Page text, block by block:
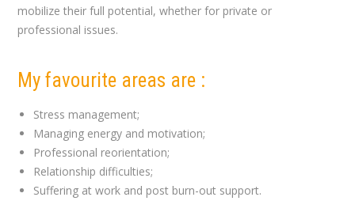
mobilize their full potential, whether for private or
professional issues.
My favourite areas are :
Stress management;
Managing energy and motivation;
Professional reorientation;
Relationship difficulties;
Suffering at work and post burn-out support.